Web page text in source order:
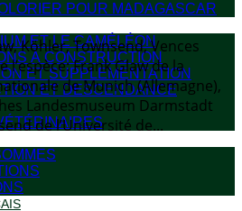
POUR MADAGASCAR
ET LE CAMÉLÉON
À CONSTRUCTION
ET SUPPLEMENTATION
ET DESCENDANCE
Köhler, Townsend, Vences
Frank Glaw de la
de Munich (Allemagne),
Landesmuseum Darmstadt
de l’Université de...